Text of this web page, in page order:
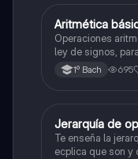
Matemáticas
Aritmética
Operaciones
ley de signos,
admisión a la
1º Bach 695
Matemáticas
Jerarquía de
Te enseña la
ecplica que son y